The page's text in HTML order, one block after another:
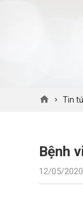
Tin
Bệnh
12/05/2020